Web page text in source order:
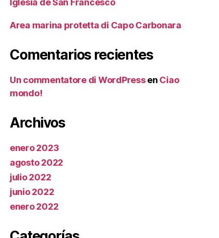
Iglesia de San Francesco
Area marina protetta di Capo Carbonara
Comentarios recientes
Un commentatore di WordPressen Ciao
mondo!
Archivos
enero 2023
agosto 2022
julio 2022
junio 2022
enero 2022